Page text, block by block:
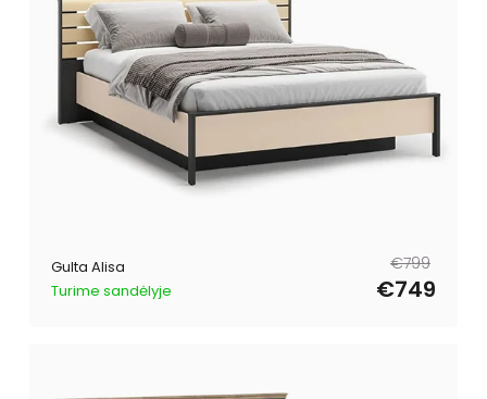
Gulta Alisa
Turime sandėlyje
Parastā
cena
€799
Pārdošanas
cena€749